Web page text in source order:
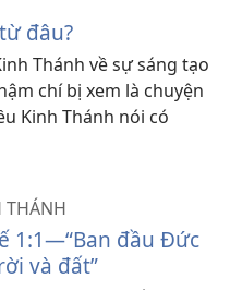
đâu?
Thánh về sự sáng tạo
chí bị xem là chuyện
Kinh Thánh nói có
THÁNH
1:1​—“Ban đầu Đức
và đất”